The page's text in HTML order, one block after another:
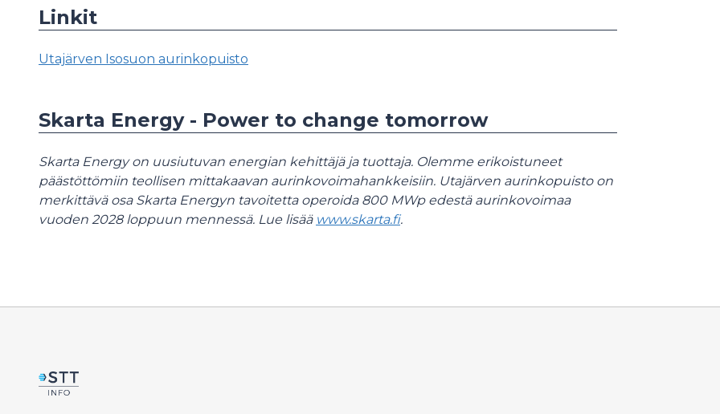
Linkit
Utajärven Isosuon aurinkopuisto
Skarta Energy - Power to change tomorrow
Skarta Energy on uusiutuvan energian kehittäjä ja tuottaja. Olemme erikoistuneet
päästöttömiin teollisen mittakaavan aurinkovoimahankkeisiin. Utajärven aurinkopuisto on
merkittävä osa Skarta Energyn tavoitetta operoida 800 MWp edestä aurinkovoimaa
vuoden 2028 loppuun mennessä. Lue lisää www.skarta.fi.